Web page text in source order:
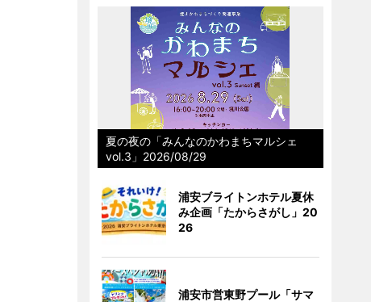
夏の夜の「みんなのかわまちマルシェ
vol.3」2026/08/29
浦安ブライトンホテル夏休
み企画「たからさがし」20
26
浦安市営東野プール「サマ